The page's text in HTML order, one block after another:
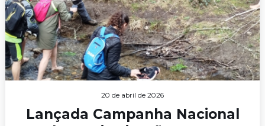
20 de abril de 2026
Lançada Campanha Nacional